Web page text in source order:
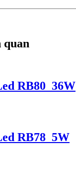
quan
RB80_36W
RB78_5W